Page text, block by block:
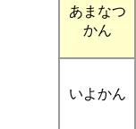
あまなつ
かん
いよかん